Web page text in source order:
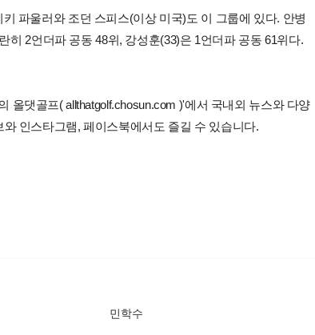
파울러와 조던 스피스(이상 미국)도 이 그룹에 있다. 안병
히 2언더파 공동 48위, 강성훈(33)은 1언더파 공동 61위다.
올댓골프( allthatgolf.chosun.com )'에서 국내외 뉴스와 다양
인스타그램, 페이스북에서도 즐길 수 있습니다.
민학수